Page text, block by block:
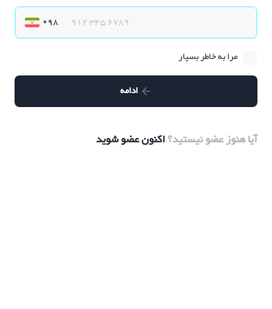
مرا به خاطر بسپار
ادامه
آیا هنوز عضو نیستید؟اکنون عضو شوید